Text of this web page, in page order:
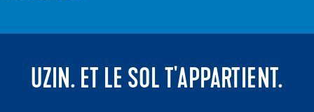
UZIN. ET LE SOL T'APPARTIENT.